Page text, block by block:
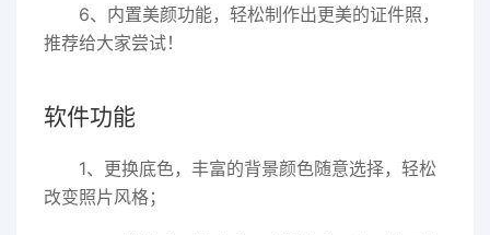
6、内置美颜功能，轻松制作出更美的证件照，
推荐给大家尝试！
软件功能
1、更换底色，丰富的背景颜色随意选择，轻松
改变照片风格；